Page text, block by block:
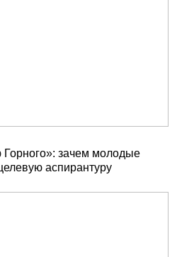
Горного»: зачем молодые
аспирантуру